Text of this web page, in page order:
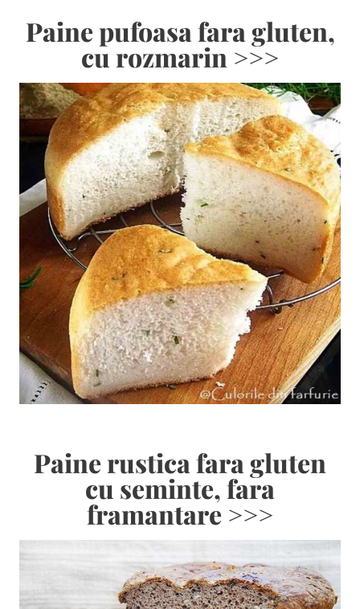
Paine pufoasa fara gluten,
cu rozmarin >>>
Paine rustica fara gluten
cu seminte, fara
framantare >>>